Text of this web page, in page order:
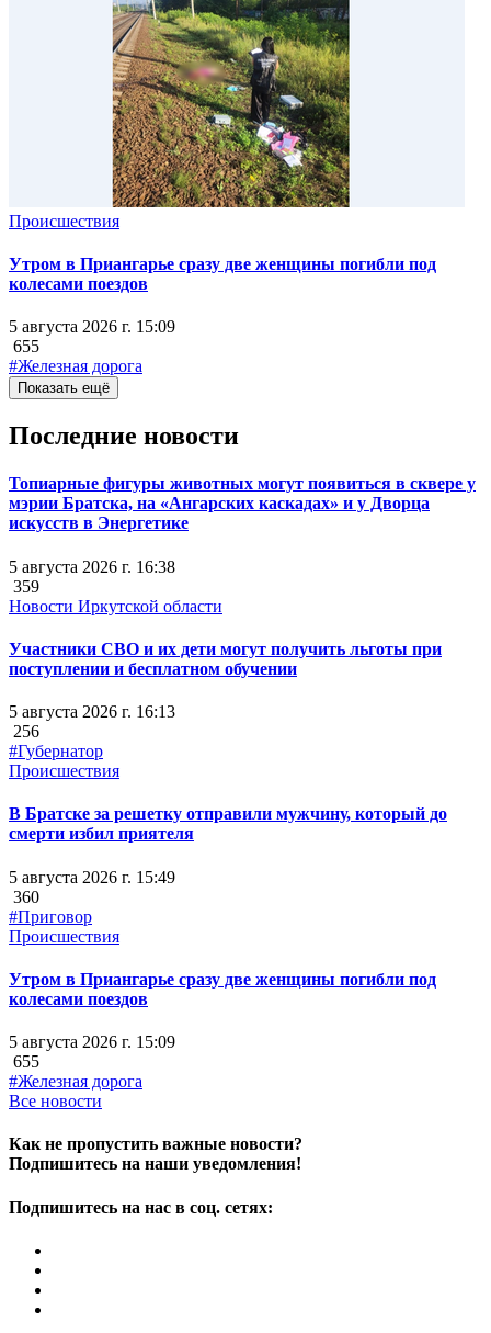
Происшествия
Утром в Приангарье сразу две женщины погибли под
колесами поездов
5 августа 2026 г. 15:09
655
#Железная дорога
Показать ещё
Последние новости
Топиарные фигуры животных могут появиться в сквере у
мэрии Братска, на «Ангарских каскадах» и у Дворца
искусств в Энергетике
5 августа 2026 г. 16:38
359
Новости Иркутской области
Участники СВО и их дети могут получить льготы при
поступлении и бесплатном обучении
5 августа 2026 г. 16:13
256
#Губернатор
Происшествия
В Братске за решетку отправили мужчину, который до
смерти избил приятеля
5 августа 2026 г. 15:49
360
#Приговор
Происшествия
Утром в Приангарье сразу две женщины погибли под
колесами поездов
5 августа 2026 г. 15:09
655
#Железная дорога
Все новости
Как не пропустить важные новости?
Подпишитесь на наши уведомления!
Подпишитесь на нас в соц. сетях: